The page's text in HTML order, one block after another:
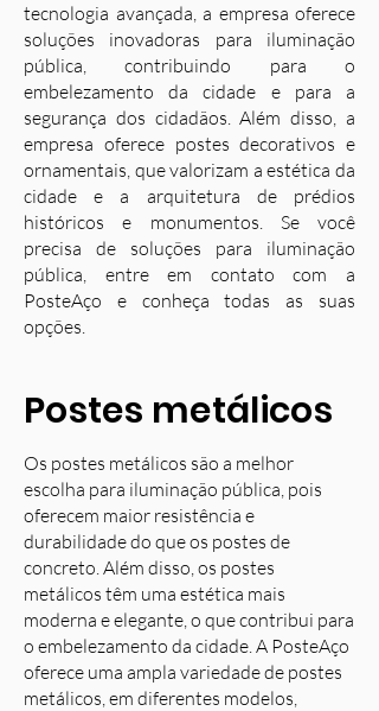
tecnologia avançada, a empresa oferece
soluções inovadoras para iluminação
pública, contribuindo para o
embelezamento da cidade e para a
segurança dos cidadãos. Além disso, a
empresa oferece postes decorativos e
ornamentais, que valorizam a estética da
cidade e a arquitetura de prédios
históricos e monumentos. Se você
precisa de soluções para iluminação
pública, entre em contato com a
PosteAço e conheça todas as suas
opções.
Postes metálicos
Os postes metálicos são a melhor
escolha para iluminação pública, pois
oferecem maior resistência e
durabilidade do que os postes de
concreto. Além disso, os postes
metálicos têm uma estética mais
moderna e elegante, o que contribui para
o embelezamento da cidade. A PosteAço
oferece uma ampla variedade de postes
metálicos, em diferentes modelos,